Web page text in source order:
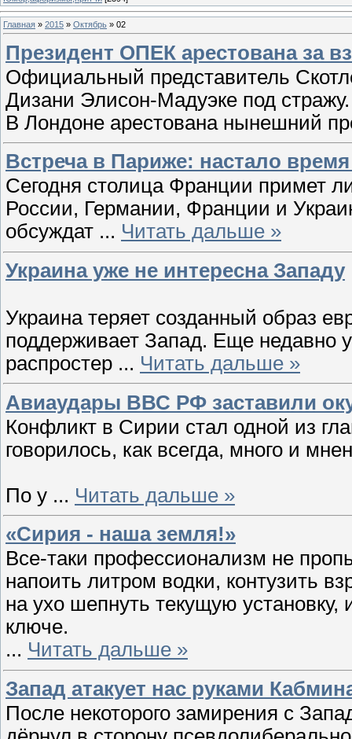
Главная » 2015 » Октябрь » 02
Президент ОПЕК арестована за
Официальный представитель
Дизани Элисон-Мадуэке под стражу.
В Лондоне арестована нынешний
Встреча в Париже: настало
Сегодня столица Франции примет
России, Германии, Франции и
обсуждат ... Читать дальше »
Украина уже не интересна Западу
Украина теряет созданный образ
поддерживает Запад. Еще недавно
распростер ... Читать дальше »
Авиаудары ВВС РФ заставили
Конфликт в Сирии стал одной из
говорилось, как всегда, много и
По у ... Читать дальше »
«Сирия - наша земля!»
Все-таки профессионализм не
напоить литром водки, контузить
на ухо шепнуть текущую
ключе.
... Читать дальше »
Запад атакует нас руками
После некоторого замирения с